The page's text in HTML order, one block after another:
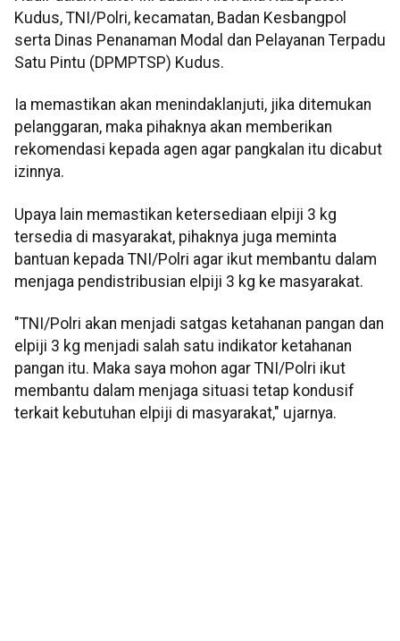
Kudus, TNI/Polri, kecamatan, Badan Kesbangpol
serta Dinas Penanaman Modal dan Pelayanan Terpadu
Satu Pintu (DPMPTSP) Kudus.
Ia memastikan akan menindaklanjuti, jika ditemukan
pelanggaran, maka pihaknya akan memberikan
rekomendasi kepada agen agar pangkalan itu dicabut
izinnya.
Upaya lain memastikan ketersediaan elpiji 3 kg
tersedia di masyarakat, pihaknya juga meminta
bantuan kepada TNI/Polri agar ikut membantu dalam
menjaga pendistribusian elpiji 3 kg ke masyarakat.
"TNI/Polri akan menjadi satgas ketahanan pangan dan
elpiji 3 kg menjadi salah satu indikator ketahanan
pangan itu. Maka saya mohon agar TNI/Polri ikut
membantu dalam menjaga situasi tetap kondusif
terkait kebutuhan elpiji di masyarakat," ujarnya.